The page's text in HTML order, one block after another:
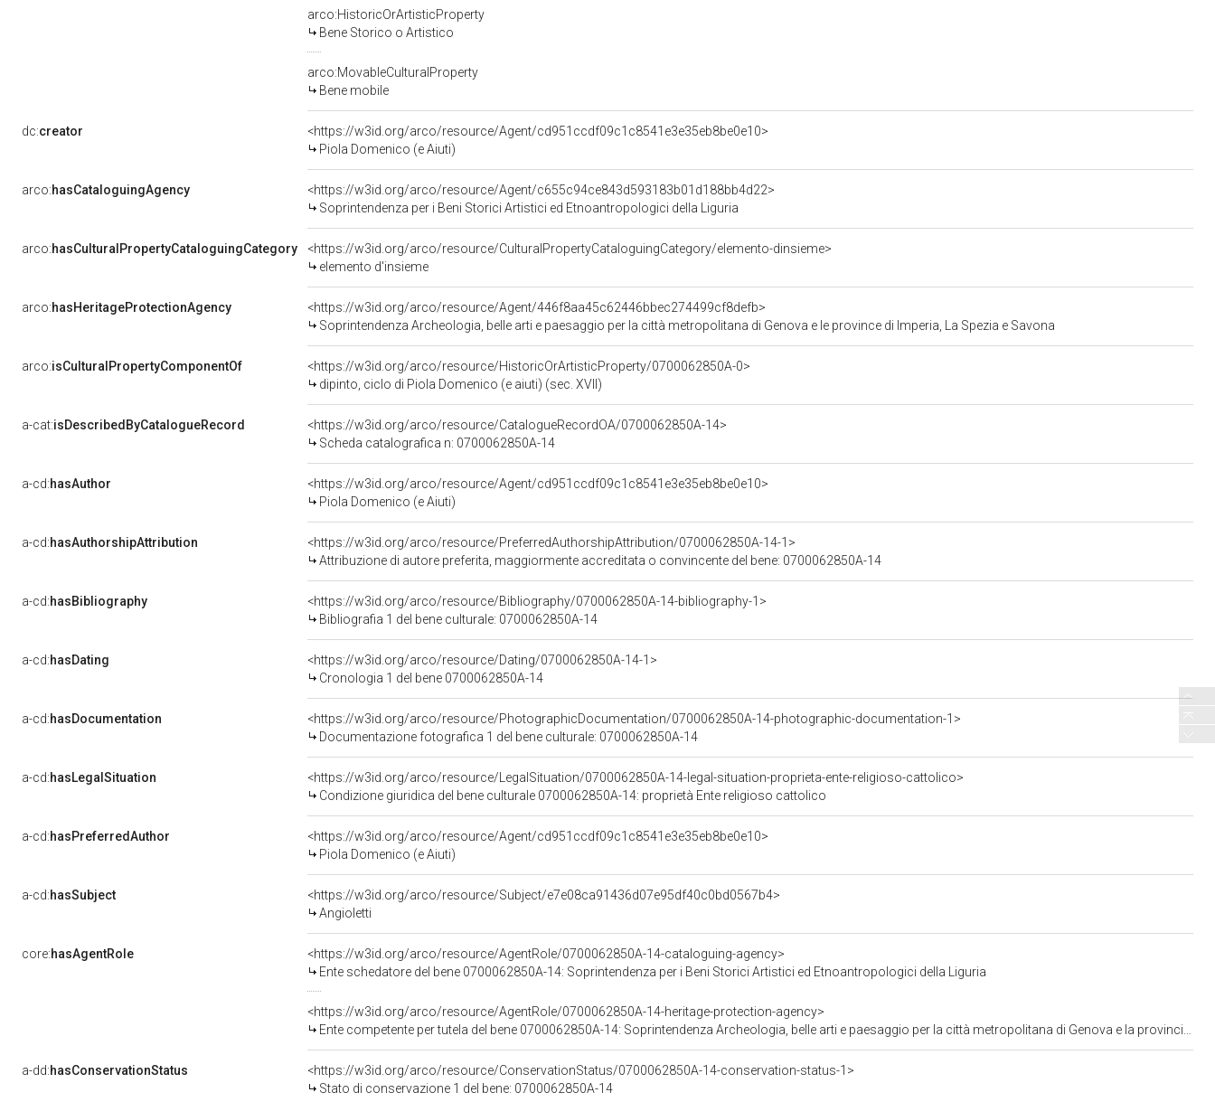
arco:HistoricOrArtisticProperty
Bene Storico o Artistico
arco:MovableCulturalProperty
Bene mobile
dc:creator
<https://w3id.org/arco/resource/Agent/cd951ccdf09c1c8541e3e35eb8be0e10>
Piola Domenico (e Aiuti)
arco:hasCataloguingAgency
<https://w3id.org/arco/resource/Agent/c655c94ce843d593183b01d188bb4d22>
Soprintendenza per i Beni Storici Artistici ed Etnoantropologici della Liguria
arco:hasCulturalPropertyCataloguingCategory
<https://w3id.org/arco/resource/CulturalPropertyCataloguingCategory/elemento-dinsieme>
elemento d'insieme
arco:hasHeritageProtectionAgency
<https://w3id.org/arco/resource/Agent/446f8aa45c62446bbec274499cf8defb>
Soprintendenza Archeologia, belle arti e paesaggio per la città metropolitana di Genova e le province di Imperia, La Spezia e Savona
arco:isCulturalPropertyComponentOf
<https://w3id.org/arco/resource/HistoricOrArtisticProperty/0700062850A-0>
dipinto, ciclo di Piola Domenico (e aiuti) (sec. XVII)
a-cat:isDescribedByCatalogueRecord
<https://w3id.org/arco/resource/CatalogueRecordOA/0700062850A-14>
Scheda catalografica n: 0700062850A-14
a-cd:hasAuthor
<https://w3id.org/arco/resource/Agent/cd951ccdf09c1c8541e3e35eb8be0e10>
Piola Domenico (e Aiuti)
a-cd:hasAuthorshipAttribution
<https://w3id.org/arco/resource/PreferredAuthorshipAttribution/0700062850A-14-1>
Attribuzione di autore preferita, maggiormente accreditata o convincente del bene: 0700062850A-14
a-cd:hasBibliography
<https://w3id.org/arco/resource/Bibliography/0700062850A-14-bibliography-1>
Bibliografia 1 del bene culturale: 0700062850A-14
a-cd:hasDating
<https://w3id.org/arco/resource/Dating/0700062850A-14-1>
Cronologia 1 del bene 0700062850A-14
a-cd:hasDocumentation
<https://w3id.org/arco/resource/PhotographicDocumentation/0700062850A-14-photographic-documentation-1>
Documentazione fotografica 1 del bene culturale: 0700062850A-14
a-cd:hasLegalSituation
<https://w3id.org/arco/resource/LegalSituation/0700062850A-14-legal-situation-proprieta-ente-religioso-cattolico>
Condizione giuridica del bene culturale 0700062850A-14: proprietà Ente religioso cattolico
a-cd:hasPreferredAuthor
<https://w3id.org/arco/resource/Agent/cd951ccdf09c1c8541e3e35eb8be0e10>
Piola Domenico (e Aiuti)
a-cd:hasSubject
<https://w3id.org/arco/resource/Subject/e7e08ca91436d07e95df40c0bd0567b4>
Angioletti
core:hasAgentRole
<https://w3id.org/arco/resource/AgentRole/0700062850A-14-cataloguing-agency>
Ente schedatore del bene 0700062850A-14: Soprintendenza per i Beni Storici Artistici ed Etnoantropologici della Liguria
<https://w3id.org/arco/resource/AgentRole/0700062850A-14-heritage-protection-agency>
Ente competente per tutela del bene 0700062850A-14: Soprintendenza Archeologia, belle arti e paesaggio per la città metropolitana di Genova e la provincia di La Spezia
a-dd:hasConservationStatus
<https://w3id.org/arco/resource/ConservationStatus/0700062850A-14-conservation-status-1>
Stato di conservazione 1 del bene: 0700062850A-14